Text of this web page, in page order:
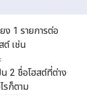
ง 1 รายการต่อ
ต์ เช่น
น 2 ชื่อโฮสต์ที่ต่าง
รก็ตาม